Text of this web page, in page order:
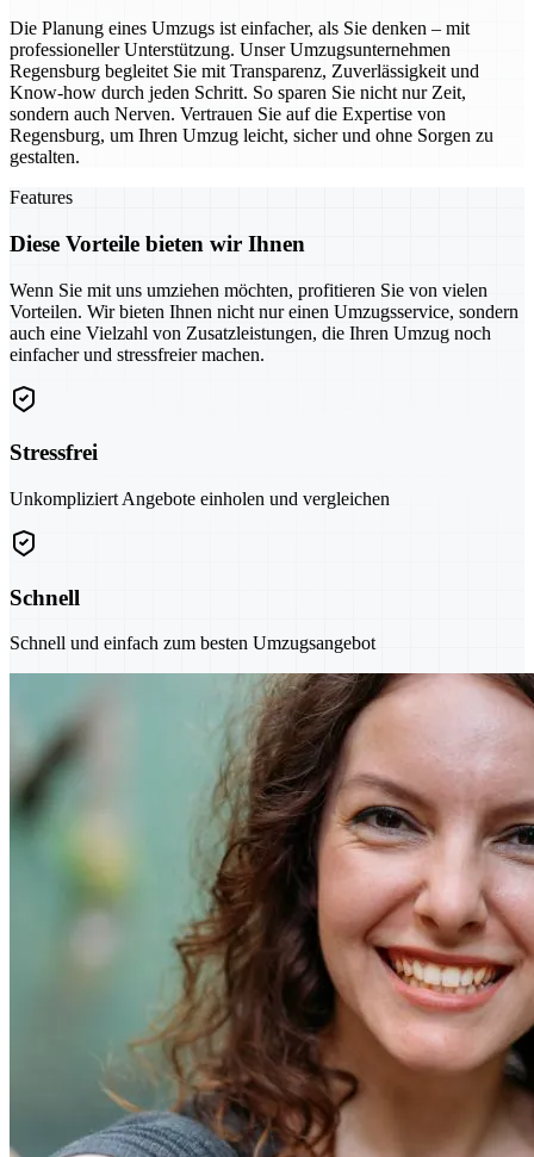
Die Planung eines Umzugs ist einfacher, als Sie denken – mit
professioneller Unterstützung. Unser Umzugsunternehmen
Regensburg begleitet Sie mit Transparenz, Zuverlässigkeit und
Know-how durch jeden Schritt. So sparen Sie nicht nur Zeit,
sondern auch Nerven. Vertrauen Sie auf die Expertise von
Regensburg, um Ihren Umzug leicht, sicher und ohne Sorgen zu
gestalten.
Features
Diese Vorteile bieten wir Ihnen
Wenn Sie mit uns umziehen möchten, profitieren Sie von vielen
Vorteilen. Wir bieten Ihnen nicht nur einen Umzugsservice, sondern
auch eine Vielzahl von Zusatzleistungen, die Ihren Umzug noch
einfacher und stressfreier machen.
Stressfrei
Unkompliziert Angebote einholen und vergleichen
Schnell
Schnell und einfach zum besten Umzugsangebot